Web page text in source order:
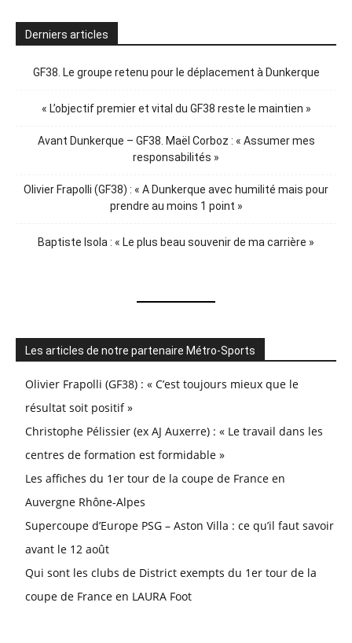
Derniers articles
GF38. Le groupe retenu pour le déplacement à Dunkerque
« L’objectif premier et vital du GF38 reste le maintien »
Avant Dunkerque – GF38. Maël Corboz : « Assumer mes
responsabilités »
Olivier Frapolli (GF38) : « A Dunkerque avec humilité mais pour
prendre au moins 1 point »
Baptiste Isola : « Le plus beau souvenir de ma carrière »
Les articles de notre partenaire Métro-Sports
Olivier Frapolli (GF38) : « C’est toujours mieux que le
résultat soit positif »
Christophe Pélissier (ex AJ Auxerre) : « Le travail dans les
centres de formation est formidable »
Les affiches du 1er tour de la coupe de France en
Auvergne Rhône-Alpes
Supercoupe d’Europe PSG – Aston Villa : ce qu’il faut savoir
avant le 12 août
Qui sont les clubs de District exempts du 1er tour de la
coupe de France en LAURA Foot